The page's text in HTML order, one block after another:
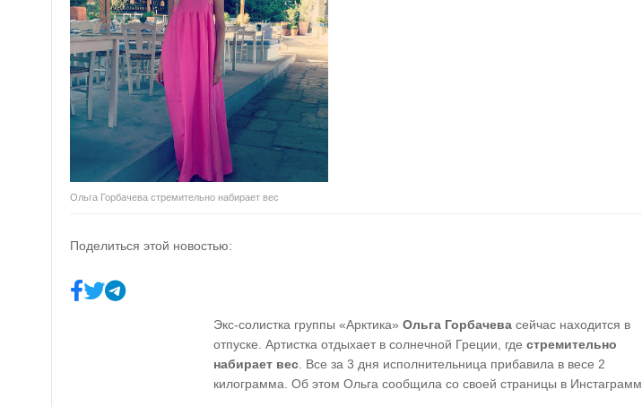
Ольга Горбачева стремительно набирает вес
Поделиться этой новостью:
Экс-солистка группы «Арктика» Ольга Горбачева сейчас находится в
отпуске. Артистка отдыхает в солнечной Греции, где стремительно
набирает вес . Все за 3 дня исполнительница прибавила в весе 2
килограмма. Об этом Ольга сообщила со своей страницы в Инстаграмм.